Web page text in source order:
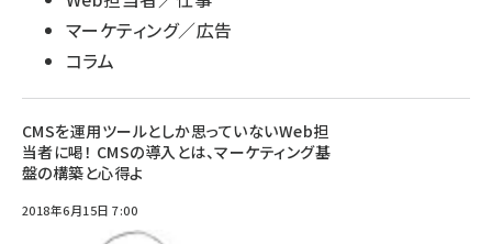
マーケティング／広告
コラム
CMSを運用ツールとしか思っていないWeb担
当者に喝！ CMSの導入とは、マーケティング基
盤の構築と心得よ
2018年6月15日 7:00